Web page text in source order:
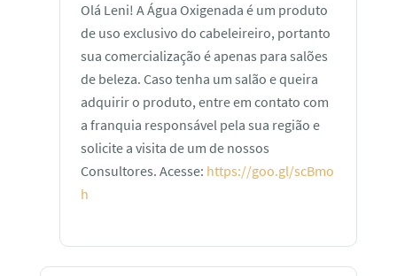
Olá Leni! A Água Oxigenada é um produto
de uso exclusivo do cabeleireiro, portanto
sua comercialização é apenas para salões
de beleza. Caso tenha um salão e queira
adquirir o produto, entre em contato com
a franquia responsável pela sua região e
solicite a visita de um de nossos
Consultores. Acesse: https://goo.gl/scBmo
h